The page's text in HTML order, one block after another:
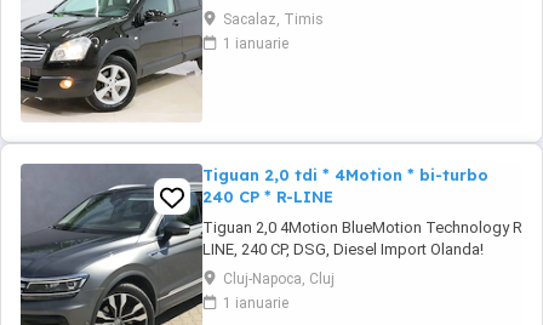
AUTOTURISME VERIFICATE TEHNIC IMPORT
AUTOMOBILE TM - parc auto, detinator al
certificatului Firma de Incredere si Premium
Sacalaz, Timis
1 ianuarie
Tiguan 2,0 tdi * 4Motion * bi-turbo
240 CP * R-LINE
Tiguan 2,0 4Motion BlueMotion Technology R
LINE, 240 CP, DSG, Diesel Import Olanda!
Inmatriculat RO ! * Disponibil în rate prin credit
leasing pe o perioadă de 1-5 ani. * Țara de
origine: Olanda An fabricație: 2018 Prima
Cluj-Napoca, Cluj
1 ianuarie